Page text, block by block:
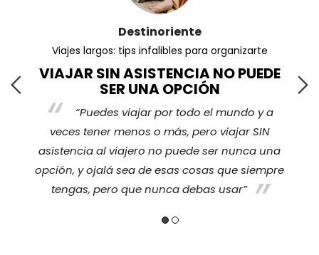
Destinoriente
Viajes largos: tips infalibles para organizarte
VIAJAR SIN ASISTENCIA NO PUEDE
SER UNA OPCIÓN
“Puedes viajar por todo el mundo y a
veces tener menos o más, pero viajar SIN
asistencia al viajero no puede ser nunca una
opción, y ojalá sea de esas cosas que siempre
tengas, pero que nunca debas usar”